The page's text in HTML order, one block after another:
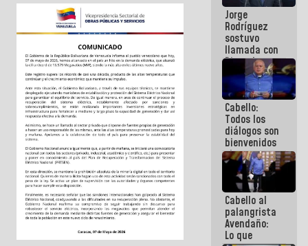
a servidores
públicos
Jorge
Rodríguez
sostuvo
llamada con
Dinorah
Figuera y
acuerdan
primer
encuentro
presencial
para el
diálogo
Cabello:
Todos los
diálogos son
bienvenidos
siempre que
estén en el
marco de la
Constitución
de la
República
Cabello al
palangrista
Avendaño:
Lo que